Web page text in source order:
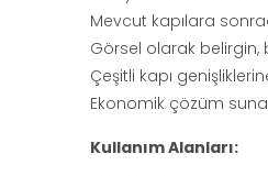
Mevcut kapılara
Görsel olarak belirgin,
Çeşitli kapı
Ekonomik çözüm
Kullanım Alanları: